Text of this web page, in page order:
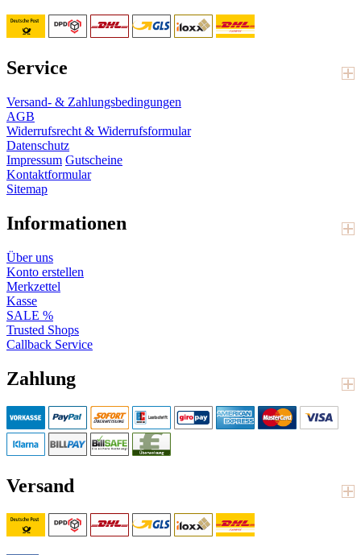
Service
Versand- & Zahlungsbedingungen
AGB
Widerrufsrecht & Widerrufsformular
Datenschutz
Impressum Gutscheine
Kontaktformular
Sitemap
Informationen
Über uns
Konto erstellen
Merkzettel
Kasse
SALE %
Trusted Shops
Callback Service
Zahlung
Versand